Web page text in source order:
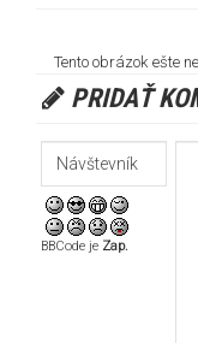
Tento obrázok ešte
PRIDAŤ
BBCode je Zap.